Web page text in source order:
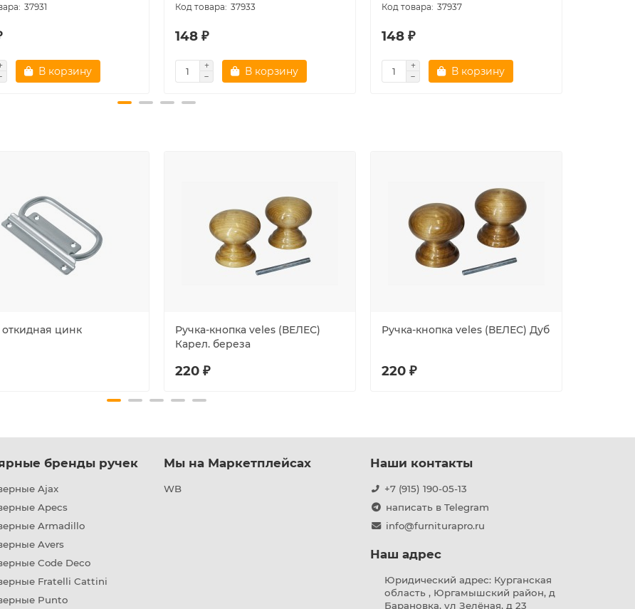
37931
В корзину
37933
148 ₽
В корзину
37937
148 ₽
В корзину
откидная цинк
Ручка-кнопка veles (ВЕЛЕС)
Карел. береза
220 ₽
Ручка-кнопка veles (ВЕЛЕС) Дуб
220 ₽
бренды ручек
Ajax
Apecs
Armadillo
Avers
Code Deco
Fratelli Cattini
Punto
Мы на Маркетплейсах
WB
Наши контакты
+7 (915) 190-05-13
написать в Telegram
info@furniturapro.ru
Наш адрес
Юридический адрес: Курганская
область , Юргамышский район, д
Барановка, ул Зелёная, д 23